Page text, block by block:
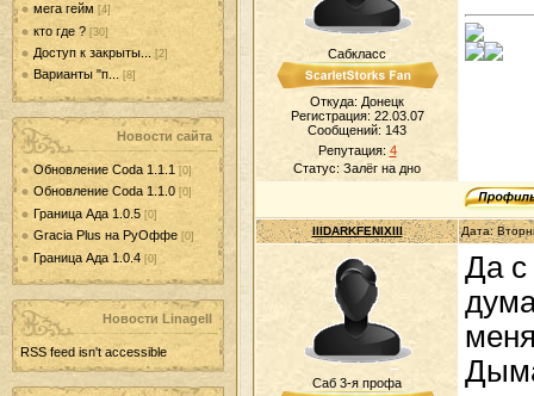
мега гейм [4]
кто где ? [30]
Доступ к закрыты... [2]
Варианты "п... [8]
Новости сайта
Обновление Coda 1.1.1 [0]
Обновление Coda 1.1.0 [0]
Граница Ада 1.0.5 [0]
Gracia Plus на РуОффе [0]
Граница Ада 1.0.4 [0]
Новости LinageII
RSS feed isn't accessible
Сабкласс
Откуда: Донецк
Регистрация: 22.03.07
Сообщений: 143
Репутация: 4
Статус: Залёг на дно
IIIDARKFENIXIII Дата:
Саб 3-я профа
Да с